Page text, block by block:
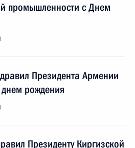
промышленности с Днем
Президента Армении
рождения
Президенту Киргизской